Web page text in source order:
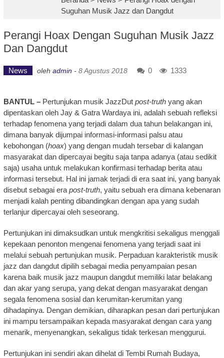
Suguhan Musik Jazz dan Dangdut
Perangi Hoax Dengan Suguhan Musik Jazz
Dan Dangdut
News oleh admin - 8 Agustus 2018 0 1333
BANTUL –Pertunjukan musik JazzDut post-truthyang akan
dipentaskan oleh Jay & Gatra Wardaya ini, adalah sebuah refleksi
terhadap fenomena yang terjadi dalam dua tahun belakangan ini,
dimana banyak dijumpai informasi-informasi palsu atau
kebohongan (hoax) yang dengan mudah tersebar di kalangan
masyarakat dan dipercayai begitu saja tanpa adanya (atau sedikit
saja) usaha untuk melakukan konfirmasi terhadap berita atau
informasi tersebut. Hal ini jamak terjadi di era saat ini, yang banyak
disebut sebagai era post-truth, yaitu sebuah era dimana kebenaran
menjadi kalah penting dibandingkan dengan apa yang sudah
terlanjur dipercayai oleh seseorang.
Pertunjukan ini dimaksudkan untuk mengkritisi sekaligus menggali
kepekaan penonton mengenai fenomena yang terjadi saat ini
melalui sebuah pertunjukan musik. Perpaduan karakteristik musik
jazz dan dangdut dipilih sebagai media penyampaian pesan
karena baik musik jazz maupun dangdut memiliki latar belakang
dan akar yang serupa, yang dekat dengan masyarakat dengan
segala fenomena sosial dan kerumitan-kerumitan yang
dihadapinya. Dengan demikian, diharapkan pesan dari pertunjukan
ini mampu tersampaikan kepada masyarakat dengan cara yang
menarik, menyenangkan, sekaligus tidak terkesan menggurui.
Pertunjukan ini sendiri akan dihelat di Tembi Rumah Budaya,